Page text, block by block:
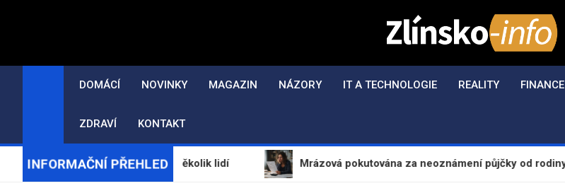
Zlínsko-Info.cz
Aktuální informace z regionu a zpravodajství
DOMÁCÍ
NOVINKY MAGAZIN NÁZORY IT A TECHNOLOGIE REALITY FINANCE
ZDRAVÍ KONTAKT
INFORMAČNÍ PŘEHLED
v Chorvatsku pokousaly několik lidí Mrázová pokutována za neoznámení půjčky od rodiny